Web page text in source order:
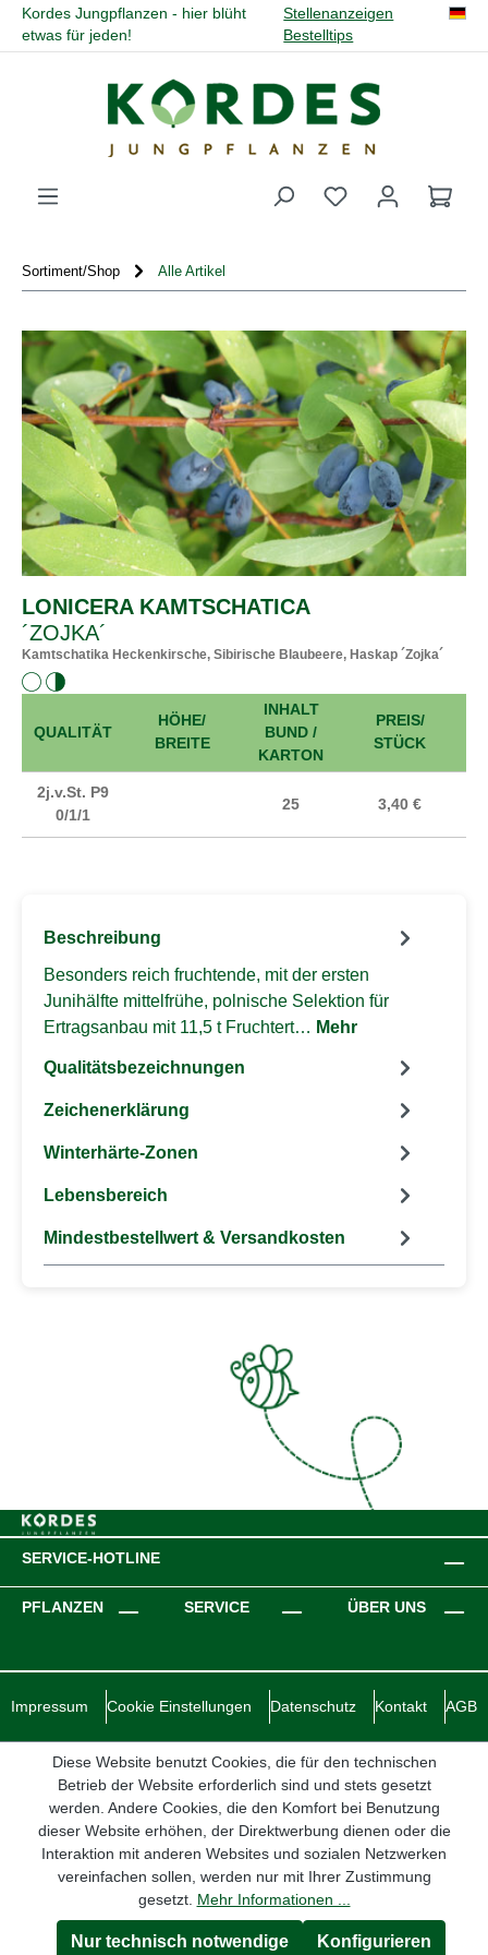
springen
Kordes Jungpflanzen - hier blüht
etwas für jeden!
Stellenanzeigen
Bestelltips
Du hast 0
Sortiment/Shop Alle Artikel
Bildergalerie überspringen
LONICERA KAMTSCHATICA
´ZOJKA´
Kamtschatika Heckenkirsche, Sibirische Blaubeere, Haskap ´Zojka´
QUALITÄT
HÖHE/
BREITE
INHALT
BUND /
KARTON
PREIS/
STÜCK
2j.v.St. P9
0/1/1
25 3,40 €
Beschreibung
Besonders reich fruchtende, mit der ersten
Junihälfte mittelfrühe, polnische Selektion für
Ertragsanbau mit 11,5 t Fruchtert… Mehr
Qualitätsbezeichnungen
Zeichenerklärung
Winterhärte-Zonen
Lebensbereich
Mindestbestellwert & Versandkosten
SERVICE-HOTLINE
PFLANZEN SERVICE ÜBER UNS
Impressum Cookie Einstellungen Datenschutz Kontakt AGB
Diese Website benutzt Cookies, die für den technischen
Betrieb der Website erforderlich sind und stets gesetzt
werden. Andere Cookies, die den Komfort bei Benutzung
dieser Website erhöhen, der Direktwerbung dienen oder die
Interaktion mit anderen Websites und sozialen Netzwerken
vereinfachen sollen, werden nur mit Ihrer Zustimmung
gesetzt. Mehr Informationen ...
Nur technisch notwendige Konfigurieren